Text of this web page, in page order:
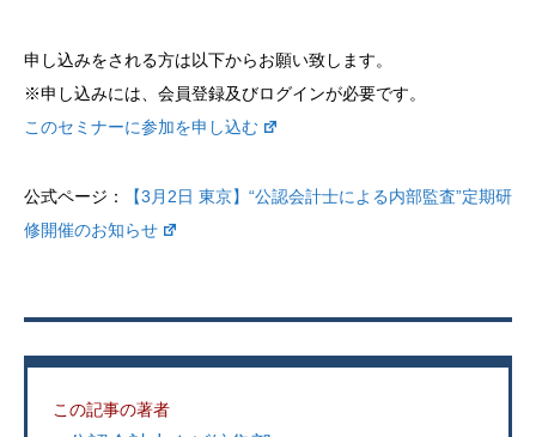
申し込みをされる方は以下からお願い致します。
※申し込みには、会員登録及びログインが必要です。
このセミナーに参加を申し込む
公式ページ：
【3月2日 東京】“公認会計士による内部監査”定期研
修開催のお知らせ
この記事の著者